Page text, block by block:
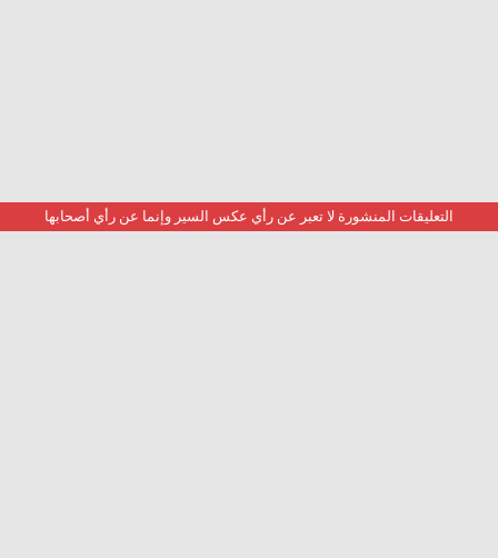
التعليقات المنشورة لا تعبر عن رأي عكس السير وإنما عن رأي أصحابها